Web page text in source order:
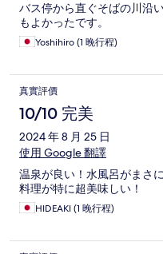
バス停から直ぐそばの川沿
もよかったです。
Yoshihiro (1 晚行程)
真實評價
10/10 完美
2024 年 8 月 25 日
使用 Google 翻譯
温泉が良い！水風呂がまさ
料理が特に超美味しい！
HIDEAKI (1 晚行程)